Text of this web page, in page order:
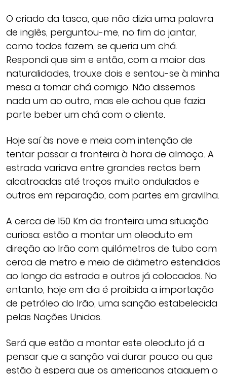
O criado da tasca, que não dizia uma palavra
de inglês, perguntou-me, no fim do jantar,
como todos fazem, se queria um chá.
Respondi que sim e então, com a maior das
naturalidades, trouxe dois e sentou-se à minha
mesa a tomar chá comigo. Não dissemos
nada um ao outro, mas ele achou que fazia
parte beber um chá com o cliente.
Hoje saí às nove e meia com intenção de
tentar passar a fronteira à hora de almoço. A
estrada variava entre grandes rectas bem
alcatroadas até troços muito ondulados e
outros em reparação, com partes em gravilha.
A cerca de 150 Km da fronteira uma situação
curiosa: estão a montar um oleoduto em
direção ao Irão com quilómetros de tubo com
cerca de metro e meio de diâmetro estendidos
ao longo da estrada e outros já colocados. No
entanto, hoje em dia é proibida a importação
de petróleo do Irão, uma sanção estabelecida
pelas Nações Unidas.
Será que estão a montar este oleoduto já a
pensar que a sanção vai durar pouco ou que
estão à espera que os americanos ataquem o